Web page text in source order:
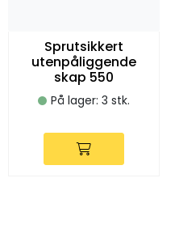
Sprutsikkert
utenpåliggende
skap 550
På lager: 3 stk.